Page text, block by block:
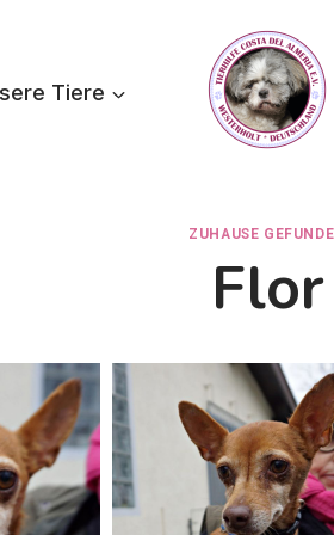
Tiere
ZUHAUSE
Flor